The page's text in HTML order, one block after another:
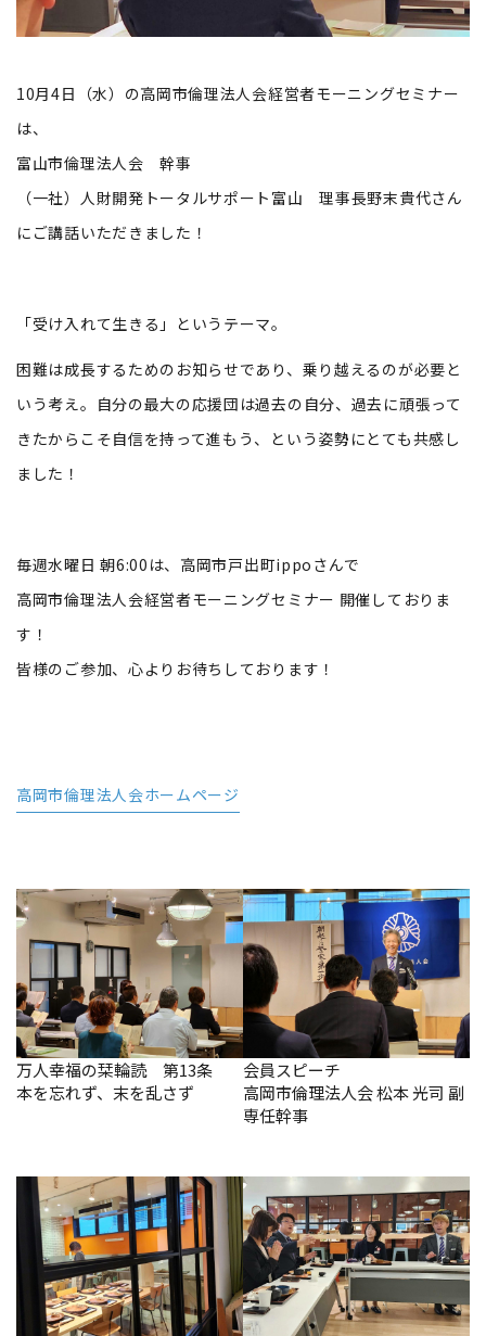
10月4日（水）の高岡市倫理法人会経営者モーニングセミナー
は、
富山市倫理法人会 幹事
（一社）人財開発トータルサポート富山 理事長野末貴代さん
にご講話いただきました！
「受け入れて生きる」というテーマ。
困難は成長するためのお知らせであり、乗り越えるのが必要と
いう考え。自分の最大の応援団は過去の自分、過去に頑張って
きたからこそ自信を持って進もう、という姿勢にとても共感し
ました！
毎週水曜日 朝6:00は、高岡市戸出町ippoさんで
高岡市倫理法人会経営者モーニングセミナー 開催しておりま
す！
皆様のご参加、心よりお待ちしております！
高岡市倫理法人会ホームページ
万人幸福の栞輪読 第13条
本を忘れず、末を乱さず
会員スピーチ
高岡市倫理法人会 松本 光司 副
専任幹事